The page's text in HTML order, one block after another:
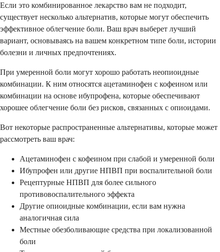
Если это комбинированное лекарство вам не подходит,
существует несколько альтернатив, которые могут обеспечить
эффективное облегчение боли. Ваш врач выберет лучший
вариант, основываясь на вашем конкретном типе боли, истории
болезни и личных предпочтениях.
При умеренной боли могут хорошо работать неопиоидные
комбинации. К ним относятся ацетаминофен с кофеином или
комбинации на основе ибупрофена, которые обеспечивают
хорошее облегчение боли без рисков, связанных с опиоидами.
Вот некоторые распространенные альтернативы, которые может
рассмотреть ваш врач:
Ацетаминофен с кофеином при слабой и умеренной боли
Ибупрофен или другие НПВП при воспалительной боли
Рецептурные НПВП для более сильного
противовоспалительного эффекта
Другие опиоидные комбинации, если вам нужна
аналогичная сила
Местные обезболивающие средства при локализованной
боли